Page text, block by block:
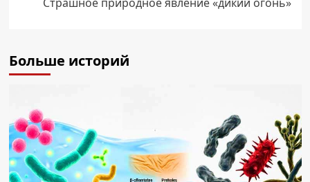
Больше историй